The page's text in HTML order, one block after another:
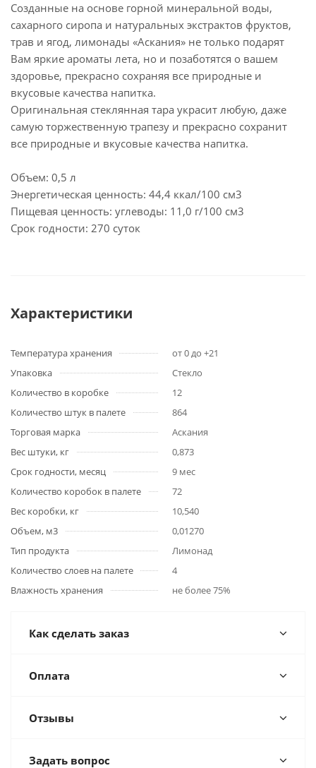
Созданные на основе горной минеральной воды,
сахарного сиропа и натуральных экстрактов фруктов,
трав и ягод, лимонады «Аскания» не только подарят
Вам яркие ароматы лета, но и позаботятся о вашем
здоровье, прекрасно сохраняя все природные и
вкусовые качества напитка.
Оригинальная стеклянная тара украсит любую, даже
самую торжественную трапезу и прекрасно сохранит
все природные и вкусовые качества напитка.
Объем: 0,5 л
Энергетическая ценность: 44,4 ккал/100 см3
Пищевая ценность: углеводы: 11,0 г/100 см3
Срок годности: 270 суток
Характеристики
Температура хранения
от 0 до +21
Упаковка
Стекло
Количество в коробке
12
Количество штук в палете
864
Торговая марка
Аскания
Вес штуки, кг
0,873
Срок годности, месяц
9 мес
Количество коробок в палете
72
Вес коробки, кг
10,540
Объем, м3
0,01270
Тип продукта
Лимонад
Количество слоев на палете
4
Влажность хранения
не более 75%
Как сделать заказ
Оплата
Отзывы
Задать вопрос